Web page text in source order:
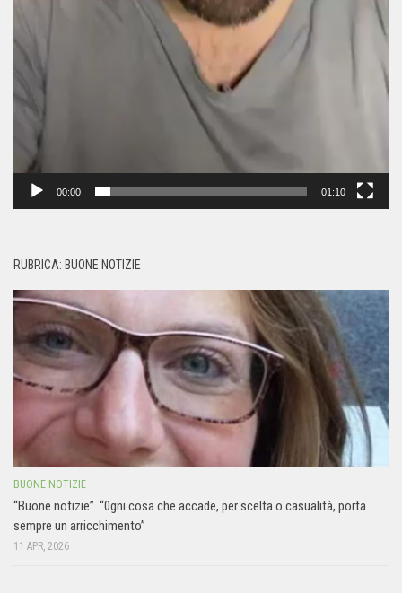
00:00 01:10
RUBRICA: BUONE NOTIZIE
BUONE NOTIZIE
“Buone notizie”. “0gni cosa che accade, per scelta o casualità, porta
sempre un arricchimento”
11 APR, 2026